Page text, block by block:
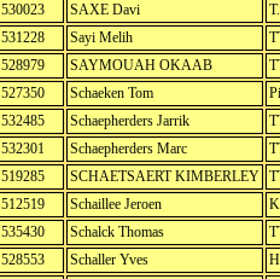
530023 SAXE Davi
531228 Sayi Melih
528979 SAYMOUAH OKAAB
527350 Schaeken Tom
532485 Schaepherders Jarrik
532301 Schaepherders Marc
519285 SCHAETSAERT KIMBERLEY
512519 Schaillee Jeroen
535430 Schalck Thomas
528553 Schaller Yves